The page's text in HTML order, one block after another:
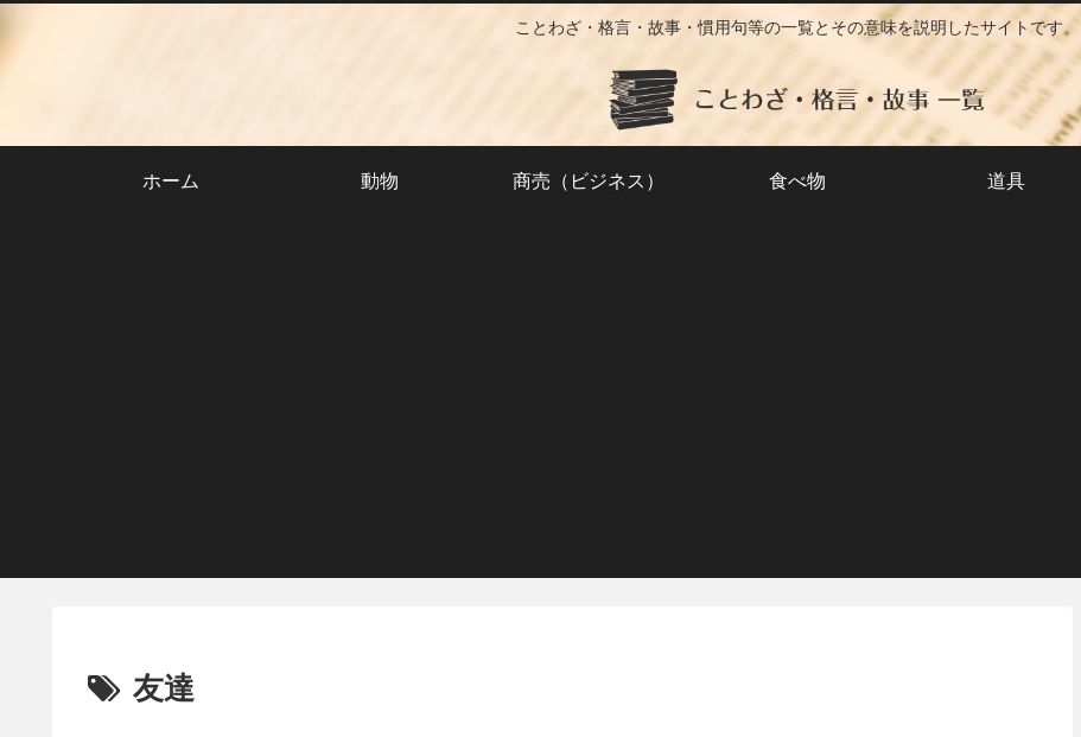
ことわざ・格言・故事・慣用句等の一覧とその意味を説明したサイトです。
ホーム 動物 商売（ビジネス） 食べ物 道具
友達